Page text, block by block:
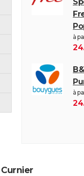
à
à